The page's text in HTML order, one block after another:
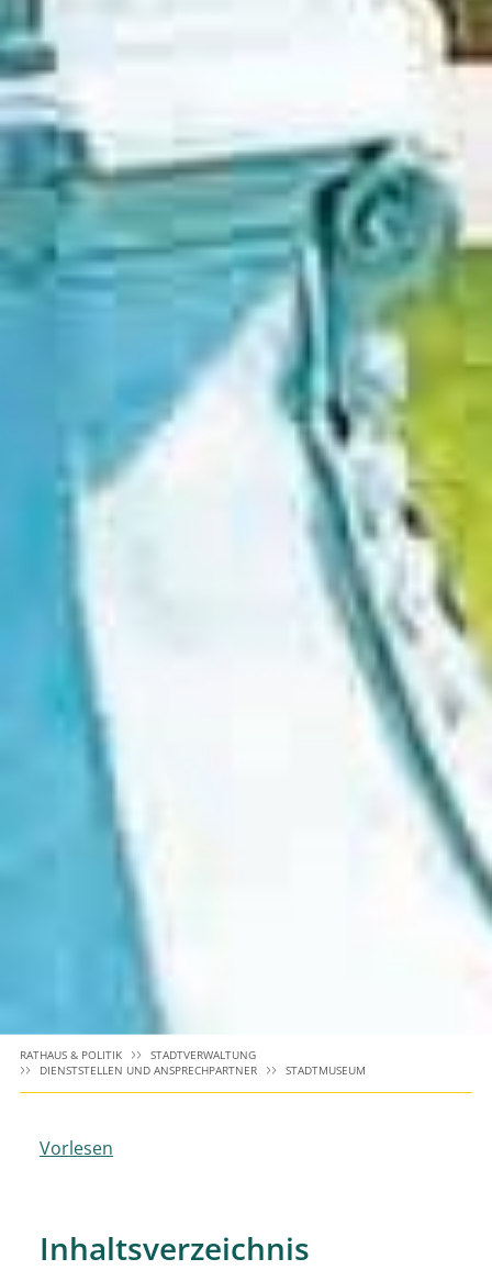
RATHAUS & POLITIK
STADTVERWALTUNG
DIENSTSTELLEN UND ANSPRECHPARTNER
STADTMUSEUM
Vorlesen
Inhaltsverzeichnis